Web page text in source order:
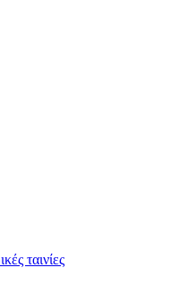
ταινίες